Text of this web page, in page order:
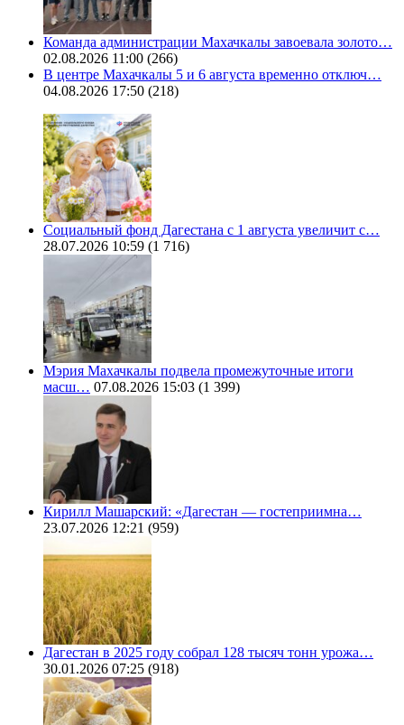
Команда администрации Махачкалы завоевала золото…
02.08.2026 11:00 (266)
В центре Махачкалы 5 и 6 августа временно отключ…
04.08.2026 17:50 (218)
Социальный фонд Дагестана с 1 августа увеличит с…
28.07.2026 10:59 (1 716)
Мэрия Махачкалы подвела промежуточные итоги
масш… 07.08.2026 15:03 (1 399)
Кирилл Машарский: «Дагестан — гостеприимна…
23.07.2026 12:21 (959)
Дагестан в 2025 году собрал 128 тысяч тонн урожа…
30.01.2026 07:25 (918)